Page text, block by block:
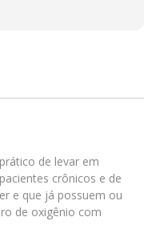
de levar em
crônicos e de
e que já possuem ou
de oxigênio com